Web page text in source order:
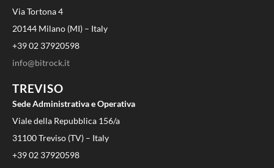
Via Tortona 4
20144 Milano (MI) – Italy
+39 02 37920598
info@bitrock.it
TREVISO
Sede Administrativa e Operativa
Viale della Repubblica 156/a
31100 Treviso (TV) – Italy
+39 02 37920598